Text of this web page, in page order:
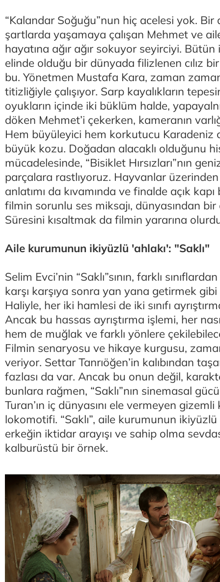
“Kalandar Soğuğu”nun hiç acelesi yok.
şartlarda yaşamaya çalışan Mehmet ve
hayatına ağır ağır sokuyor seyirciyi. Bütün
elinde olduğu bir dünyada filizlenen cılız
bu. Yönetmen Mustafa Kara, zaman
titizliğiyle çalışıyor. Sarp kayalıkların
oyukların içinde iki büklüm halde,
döken Mehmet’i çekerken, kameranın
Hem büyüleyici hem korkutucu Karadeniz
büyük kozu. Doğadan alacaklı olduğunu
mücadelesinde, “Bisiklet Hırsızları”nın
parçalara rastlıyoruz. Hayvanlar
anlatımı da kıvamında ve finalde açık
filmin sorunlu ses miksajı, dünyasından
Süresini kısaltmak da filmin yararına
Aile kurumunun ikiyüzlü 'ahlakı': "Saklı"
Selim Evci’nin “Saklı”sının, farklı
karşı karşıya sonra yan yana getirmek
Haliyle, her iki hamlesi de iki sınıfı
Ancak bu hassas ayrıştırma işlemi, her
hem de muğlak ve farklı yönlere
Filmin senaryosu ve hikaye kurgusu,
veriyor. Settar Tanrıöğen’in kalıbından
fazlası da var. Ancak bu onun değil,
bunlara rağmen, “Saklı”nın sinemasal
Turan’ın iç dünyasını ele vermeyen
lokomotifi. “Saklı”, aile kurumunun ikiyüzlü
erkeğin iktidar arayışı ve sahip olma
kalburüstü bir örnek.